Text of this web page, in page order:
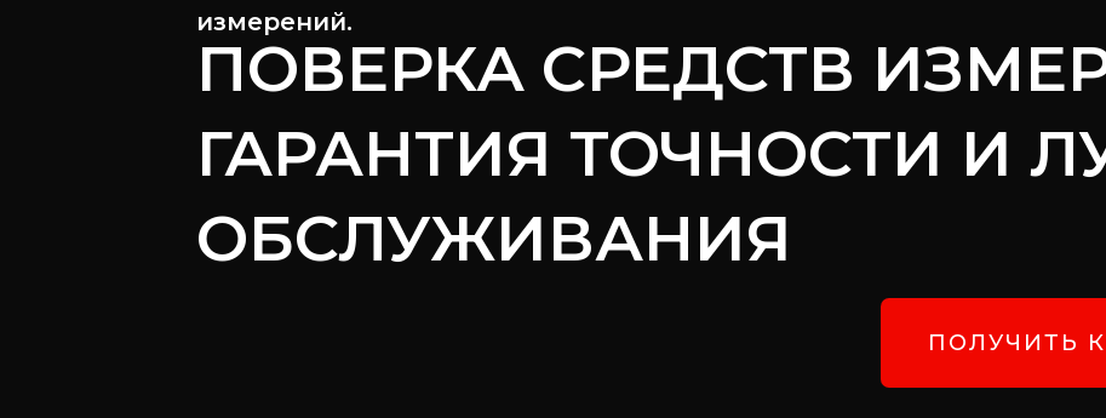
ПОВЕРКА СРЕДСТВ
ГАРАНТИЯ ТОЧНОСТИ И
ОБСЛУЖИВАНИЯ
измерений.
ПОЛУЧИТЬ